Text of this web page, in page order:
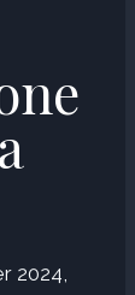
2024,